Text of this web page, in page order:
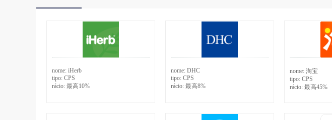
nome: iHerb
tipo: CPS
rácio: 最高10%
nome: DHC
tipo: CPS
rácio: 最高8%
nome: 淘宝
tipo: CPS
rácio: 最高45%